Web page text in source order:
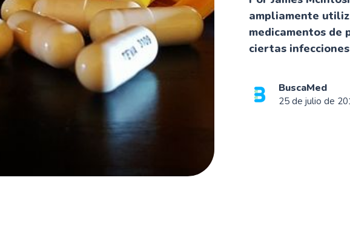
ampliamente
medicamentos
ciertas
BuscaMed
25 de julio de